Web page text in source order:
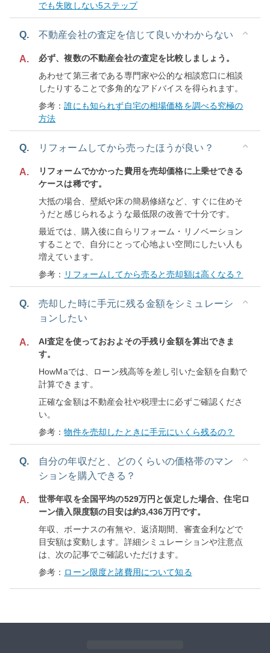
でも失敗しない5ステップ
Q. 不動産会社の査定を信じて良いかわからない
A.
必ず、複数の不動産会社の査定を比較しましょう。
あわせて第三者である専門家や公的な相談窓口に相談
したりすることで多角的なアドバイスを得られます。
参考：誰にも知られず自宅の相場価格を調べる究極の
方法
Q. リフォームしてから売ったほうが良い？
A.
リフォームでかかった費用を売却価格に上乗せできる
ケースは稀です。
大抵の場合、壁紙や床の簡易修繕など、すぐに住めそ
うだと感じられるような最低限の改善で十分です。
最近では、購入後に自らリフォーム・リノベーション
することで、自分にとって心地よい空間にしたい人も
増えています。
参考： リフォームしてから売ると売却額は高くなる？
Q.
売却した時に手元に残る金額をシミュレーシ
ョンしたい
A.
AI査定を使っておおよその手残り金額を算出できま
す。
HowMaでは、ローン残高等を差し引いた金額を自動で
計算できます。
正確な金額は不動産会社や税理士に必ずご確認くださ
い。
参考：物件を売却したときに手元にいくら残るの？
Q.
自分の年収だと、どのくらいの価格帯のマン
ションを購入できる？
A.
世帯年収を全国平均の529万円と仮定した場合、住宅ロ
ーン借入限度額の目安は約3,436万円です。
年収、ボーナスの有無や、返済期間、審査金利などで
目安額は変動します。詳細シミュレーションや注意点
は、次の記事でご確認いただけます。
参考： ローン限度と諸費用について知る